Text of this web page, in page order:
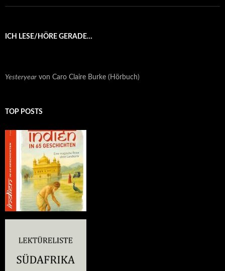
ICH LESE/HÖRE GERADE…
Yesteryear von Caro Claire Burke (Hörbuch)
TOP POSTS